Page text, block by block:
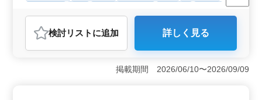
おすすめポイント
＜働きやすさ＞ 週2〜3日からの柔軟な勤務体系や車通
勤可で、仕事とプライベートの両立がしやすい環境を整
えています。特に、夜勤がないため、生活リズムを整え
検討リスト に追加 詳しく見る
掲載期間 2026/06/10〜2026/09/09